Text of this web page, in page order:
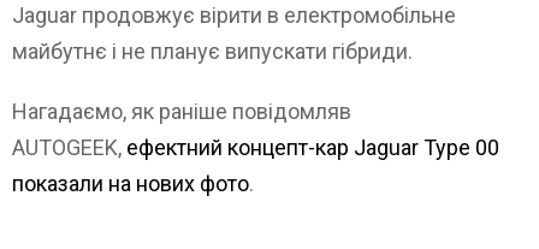
Jaguar продовжує вірити в електромобільне
майбутнє і не планує випускати гібриди.
Нагадаємо, як раніше повідомляв
AUTOGEEK, ефектний концепт-кар Jaguar Type 00
показали на нових фото.